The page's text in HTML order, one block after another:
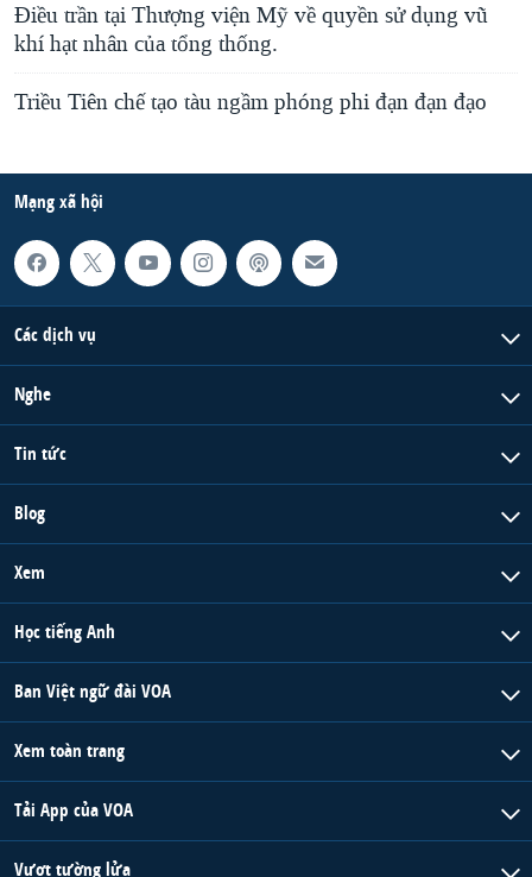
Điều trần tại Thượng viện Mỹ về quyền sử dụng vũ
khí hạt nhân của tổng thống.
Triều Tiên chế tạo tàu ngầm phóng phi đạn đạn đạo
Mạng xã hội
Các dịch vụ
Nghe
Tin tức
Blog
Xem
Học tiếng Anh
Ban Việt ngữ đài VOA
Xem toàn trang
Tải App của VOA
Vượt tường lửa